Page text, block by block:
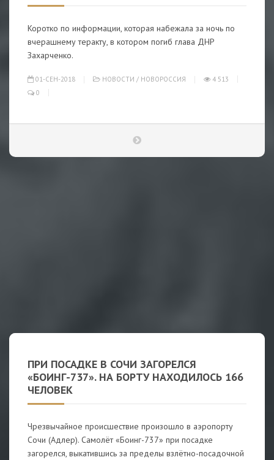
Коротко по информации, которая набежала за ночь по
вчерашнему теракту, в котором погиб глава ДНР
Захарченко.
01-СЕН-2018 НОВОСТИ / НОВОРОССИЯ
4 513
0
ПРИ ПОСАДКЕ В СОЧИ ЗАГОРЕЛСЯ
«БОИНГ-737». НА БОРТУ НАХОДИЛОСЬ 166
ЧЕЛОВЕК
Чрезвычайное происшествие произошло в аэропорту
Сочи (Адлер). Самолёт «Боинг-737» при посадке
загорелся, выкатившись за пределы взлётно-посадочной